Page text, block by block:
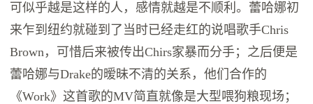
可似乎越是这样的人，感情就越是不顺利。蕾哈娜初
来乍到纽约就碰到了当时已经走红的说唱歌手Chris
Brown，可惜后来被传出Chirs家暴而分手；之后便是
蕾哈娜与Drake的暧昧不清的关系，他们合作的
《Work》这首歌的MV简直就像是大型喂狗粮现场；